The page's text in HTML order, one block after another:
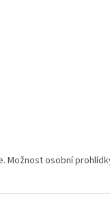
Možnost osobní